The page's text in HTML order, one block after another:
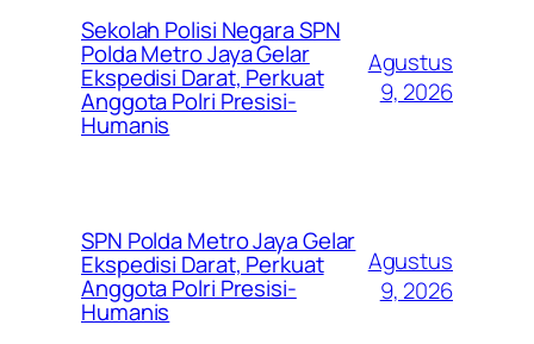
Sekolah Polisi Negara SPN
Polda Metro Jaya Gelar
Ekspedisi Darat, Perkuat
Anggota Polri Presisi-
Humanis
Agustus
9, 2026
SPN Polda Metro Jaya Gelar
Ekspedisi Darat, Perkuat
Anggota Polri Presisi-
Humanis
Agustus
9, 2026